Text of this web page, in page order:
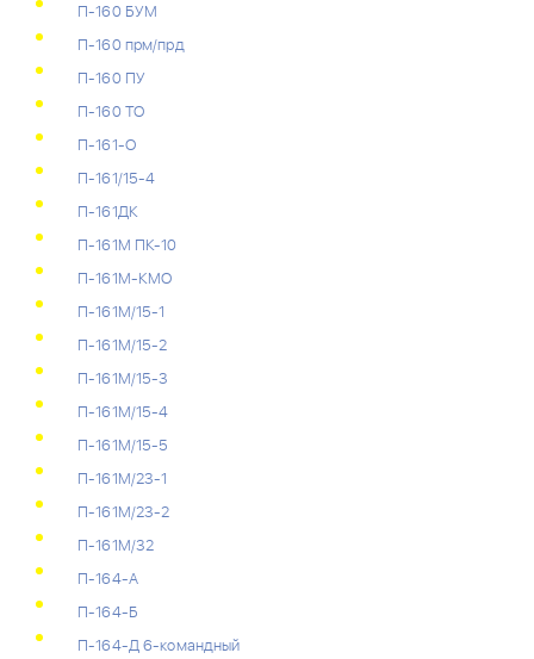
П-160 БУМ
П-160 прм/прд
П-160 ПУ
П-160 ТО
П-161-О
П-161/15-4
П-161ДК
П-161М ПК-10
П-161М-КМО
П-161М/15-1
П-161М/15-2
П-161М/15-3
П-161М/15-4
П-161М/15-5
П-161М/23-1
П-161М/23-2
П-161М/32
П-164-А
П-164-Б
П-164-Д 6-командный